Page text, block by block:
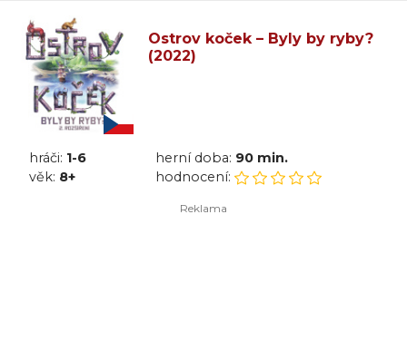
Ostrov koček – Byly by ryby?
(2022)
hráči: 1-6 herní doba: 90 min.
věk: 8+ hodnocení: